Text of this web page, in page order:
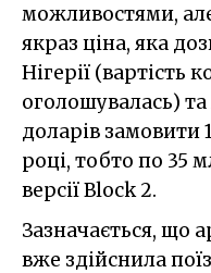
можливостями,
якраз ціна, яка
Нігерії (вартість
оголошувалась)
доларів замовити
році, тобто по 35
версії Block 2.
Зазначається, що
вже здійснила